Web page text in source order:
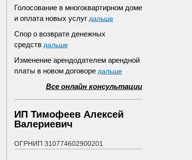
Голосование в многоквартирном доме
и оплата новых услуг дальше
Спор о возврате денежных
средств дальше
Изменение арендодателем арендной
платы в новом договоре дальше
Все онлайн консультации
ИП Тимофеев Алексей
Валериевич
ОГРНИП 310774602900201